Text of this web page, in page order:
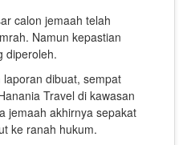
calon jemaah telah
Namun kepastian
diperoleh.
dibuat, sempat
Travel di kawasan
jemaah akhirnya sepakat
ke ranah hukum.